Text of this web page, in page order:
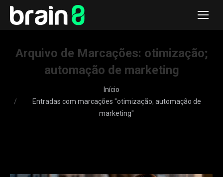
Arquivo de Marcações: otimização;
automação de marketing
Início
Entradas com marcações "otimização; automação de
marketing"